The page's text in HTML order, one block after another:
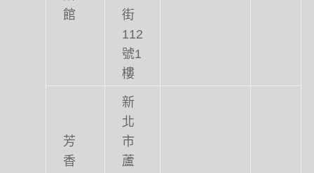
館
街
112
號1
樓
芳
香
新
北
市
蘆